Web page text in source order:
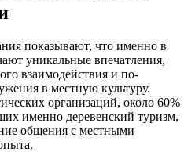
показывают, что именно в
уникальные впечатления,
взаимодействия и по-
в местную культуру.
организаций, около 60%
именно деревенский туризм,
общения с местными